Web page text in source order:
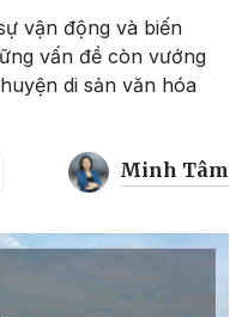
vận động và biến
vấn đề còn vướng
di sản văn hóa
Minh Tâm